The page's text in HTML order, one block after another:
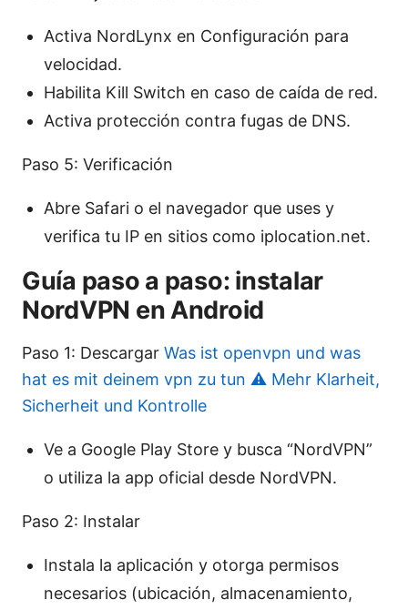
Activa NordLynx en Configuración para
velocidad.
Habilita Kill Switch en caso de caída de red.
Activa protección contra fugas de DNS.
Paso 5: Verificación
Abre Safari o el navegador que uses y
verifica tu IP en sitios como iplocation.net.
Guía paso a paso: instalar
NordVPN en Android
Paso 1: Descargar Was ist openvpn und was
hat es mit deinem vpn zu tun ⚠️ Mehr Klarheit,
Sicherheit und Kontrolle
Ve a Google Play Store y busca “NordVPN”
o utiliza la app oficial desde NordVPN.
Paso 2: Instalar
Instala la aplicación y otorga permisos
necesarios (ubicación, almacenamiento,